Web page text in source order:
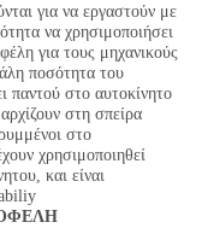
για να εργαστούν με
να χρησιμοποιήσει
για τους μηχανικούς
ποσότητα του
παντού στο αυτοκίνητο
στη σπείρα
στο
χρησιμοποιηθεί
και είναι